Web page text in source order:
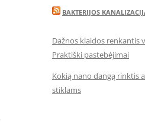
BAKTERIJOS
Dažnos klaidos renkantis
Praktiški pastebėjimai
Kokią nano dangą rinktis
stiklams